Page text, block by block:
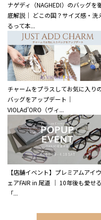
ナゲディ（NAGHEDI）のバッグを
底解説｜ どこの国？サイズ感・洗
るって本...
チャームをプラスしてお気に入り
バッグをアップデート｜
VIOLAd'ORO（ヴィ...
【店舗イベント】プレミアムアイウ
ェアFAIR in 尾道 ｜ 10年後も愛せる
「...